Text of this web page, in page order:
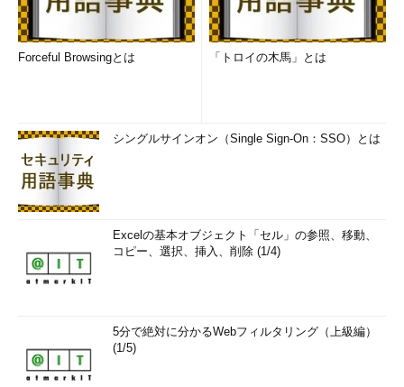
Forceful Browsingとは 「トロイの木馬」とは
シングルサインオン（Single Sign-On：SSO）とは
Excelの基本オブジェクト「セル」の参照、移動、
コピー、選択、挿入、削除 (1/4)
5分で絶対に分かるWebフィルタリング（上級編）
(1/5)